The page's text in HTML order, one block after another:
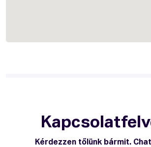
Kérdezzen tőlünk bármit.